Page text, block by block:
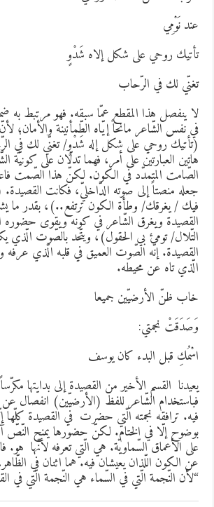
نَوْمِي
روحي على شكل إلاه شَدْوٍ
لك في الرّحاب
ينفصل هذا المقطع عمّا سبقه. فهو مرتبط به
نفس الشّاعر مانحاً إيّاه الطّمأنينة والأمان؛ لأنّ
روحي على شكل إله شَدْوٍ/ تغنّي لك في
العبارتين على أمر، فهما تدلّان على كونيّة
المتمدّد في الكون. لكنّ هذا الصّمت فاعل
منصتاً إلى صوته الدّاخليّ، فكانت القصيدة.
/ يغرقك/ وطأة الكون ترتفع..)، بقدر ما يشتدّ
ويغرق الشّاعر في كونه ويقوى حضوره
تومئ بي الحقول)، ويتّحد بالصّوت الّذي يكشف
إنّه الصّوت العميق في قلبه الّذي عرفه
تاه عن محيطه.
ظنّ الأرضيّين جميعا
نجمتي:
قبل البدء كان يوسف
القسم الأخير من القصيدة إلى بدايتها مكرّساً
الشّاعر للفظ (الأرضيّين) انفصال عن
ترافقه نجمته الّتي حضرت في القصيدة كلّها إلّا
إلّا في الختام. لكنّ حضورها يمنح النّصّ
الأعماق السّماويّة. هي الّتي تعرفه لأنّها هو.
الكون اللّذان يعيشان فيه. هما اثنان في الظّاهر،
النّجمة الّتي في السّماء هي النّجمة الّتي في